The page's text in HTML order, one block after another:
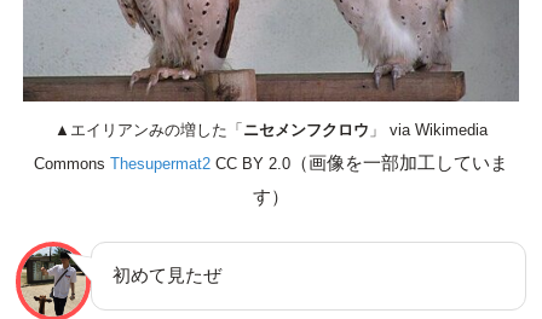
▲エイリアンみの増した「 ニセメンフクロウ 」 via Wikimedia
Commons Thesupermat2 CC BY 2.0 （画像を一部加工していま
す）
初めて見たぜ